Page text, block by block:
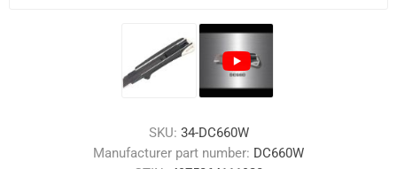
SKU: 34-DC660W
Manufacturer part number: DC660W